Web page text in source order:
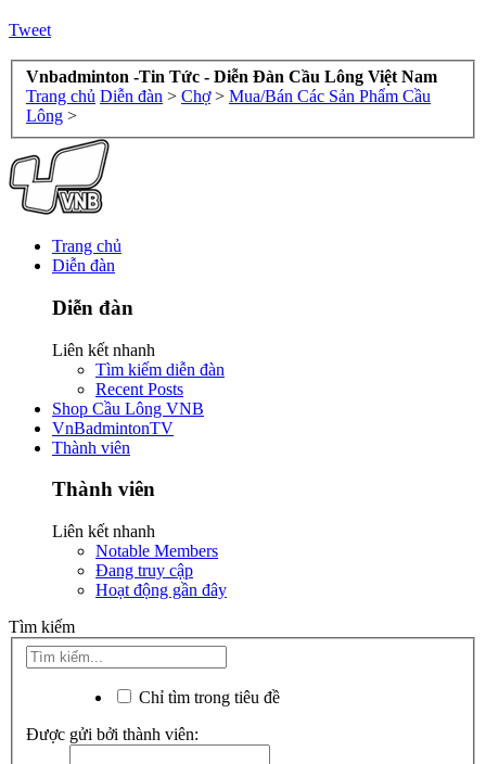
Tweet
Vnbadminton -Tin Tức - Diễn Đàn Cầu Lông Việt Nam
Trang chủ Diễn đàn > Chợ > Mua/Bán Các Sản Phẩm Cầu
Lông >
Trang chủ
Diễn đàn
Diễn đàn
Liên kết nhanh
Tìm kiếm diễn đàn
Recent Posts
Shop Cầu Lông VNB
VnBadmintonTV
Thành viên
Thành viên
Liên kết nhanh
Notable Members
Đang truy cập
Hoạt động gần đây
Tìm kiếm
Chỉ tìm trong tiêu đề
Được gửi bởi thành viên: